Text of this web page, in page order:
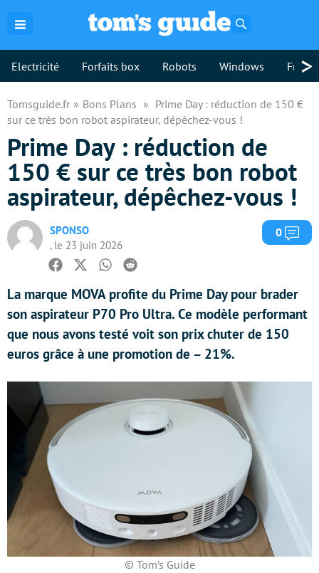
Electricité Forfaits box Robots Windows >
Tomsguide.fr Bons Plans
Prime Day : réduction de 150 €
sur ce très bon robot aspirateur, dépêchez-vous !
Prime Day : réduction de
150 € sur ce très bon robot
aspirateur, dépêchez-vous !
SPONSO
, le 23 juin 2026
0
Facebook
TwitterWhatsapp
Reddit
La marque MOVA profite du Prime Day pour brader
son aspirateur P70 Pro Ultra. Ce modèle performant
que nous avons testé voit son prix chuter de 150
euros grâce à une promotion de – 21%.
© Tom’s Guide